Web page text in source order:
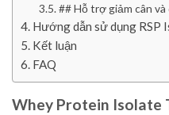
## Hỗ trợ giảm cân
Hướng dẫn sử dụng RSP
Kết luận
FAQ
Whey Protein Isolate